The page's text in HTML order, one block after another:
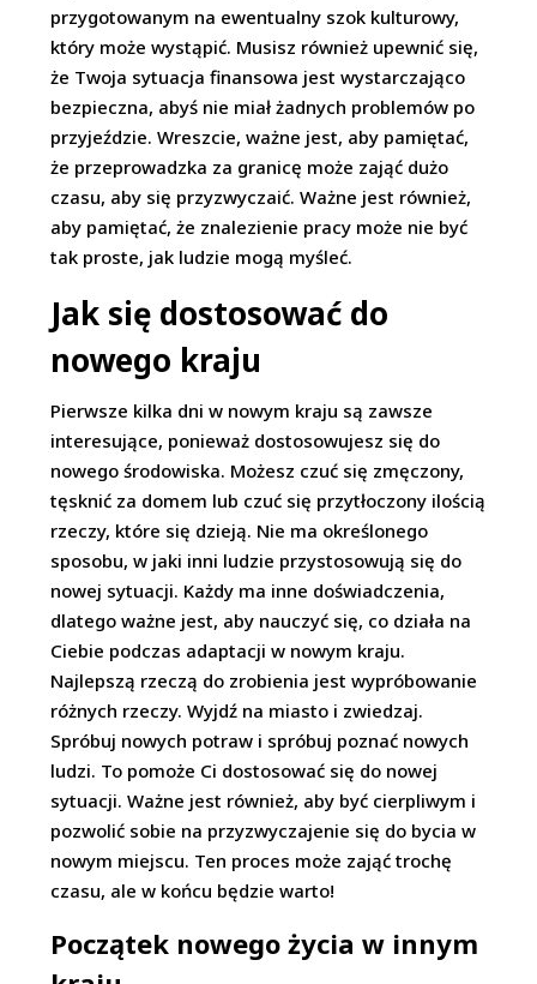
przygotowanym na ewentualny szok kulturowy,
który może wystąpić. Musisz również upewnić się,
że Twoja sytuacja finansowa jest wystarczająco
bezpieczna, abyś nie miał żadnych problemów po
przyjeździe. Wreszcie, ważne jest, aby pamiętać,
że przeprowadzka za granicę może zająć dużo
czasu, aby się przyzwyczaić. Ważne jest również,
aby pamiętać, że znalezienie pracy może nie być
tak proste, jak ludzie mogą myśleć.
Jak się dostosować do
nowego kraju
Pierwsze kilka dni w nowym kraju są zawsze
interesujące, ponieważ dostosowujesz się do
nowego środowiska. Możesz czuć się zmęczony,
tęsknić za domem lub czuć się przytłoczony ilością
rzeczy, które się dzieją. Nie ma określonego
sposobu, w jaki inni ludzie przystosowują się do
nowej sytuacji. Każdy ma inne doświadczenia,
dlatego ważne jest, aby nauczyć się, co działa na
Ciebie podczas adaptacji w nowym kraju.
Najlepszą rzeczą do zrobienia jest wypróbowanie
różnych rzeczy. Wyjdź na miasto i zwiedzaj.
Spróbuj nowych potraw i spróbuj poznać nowych
ludzi. To pomoże Ci dostosować się do nowej
sytuacji. Ważne jest również, aby być cierpliwym i
pozwolić sobie na przyzwyczajenie się do bycia w
nowym miejscu. Ten proces może zająć trochę
czasu, ale w końcu będzie warto!
Początek nowego życia w innym